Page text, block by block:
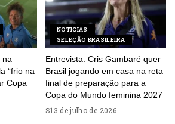
na
“frio na
Copa
NOTÍCIAS
SELEÇÃO BRASILEIRA
Entrevista: Cris Gambaré quer
Brasil jogando em casa na reta
final de preparação para a
Copa do Mundo feminina 2027
13 de julho de 2026